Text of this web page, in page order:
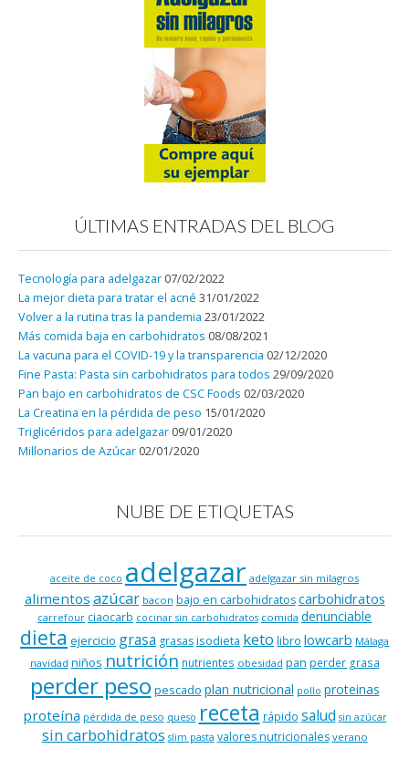
ÚLTIMAS ENTRADAS DEL BLOG
Tecnología para adelgazar 07/02/2022
La mejor dieta para tratar el acné 31/01/2022
Volver a la rutina tras la pandemia 23/01/2022
Más comida baja en carbohidratos 08/08/2021
La vacuna para el COVID-19 y la transparencia 02/12/2020
Fine Pasta: Pasta sin carbohidratos para todos 29/09/2020
Pan bajo en carbohidratos de CSC Foods 02/03/2020
La Creatina en la pérdida de peso 15/01/2020
Triglicéridos para adelgazar 09/01/2020
Millonarios de Azúcar 02/01/2020
NUBE DE ETIQUETAS
aceite de coco adelgazar adelgazar sin milagros
alimentos azúcar bacon bajo en carbohidratos carbohidratos
carrefour ciaocarb cocinar sin carbohidratos comida denunciable
dieta ejercicio grasa grasasisodieta keto libro lowcarb Málaga
navidad niños nutrición nutrientes obesidad pan perder grasa
perder peso pescado plan nutricional pollo proteinas
proteína pérdida de peso queso receta rápido salud sin azúcar
sin carbohidratos slim pasta valores nutricionales verano